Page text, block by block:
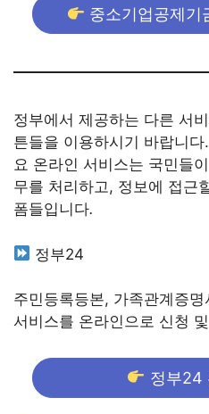
중소기업공제기
정부에서 제공하는 다른 서
튼들을 이용하시기 바랍니
요 온라인 서비스는 국민들
무를 처리하고, 정보에 접근
폼들입니다.
정부24
주민등록등본, 가족관계증
서비스를 온라인으로 신청
정부24